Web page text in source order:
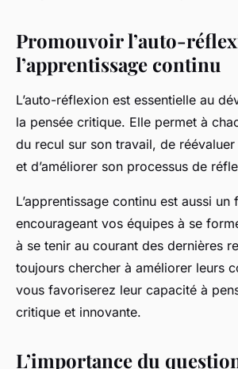
Promouvoir l’auto-
l’apprentissage continu
L’auto-réflexion est essentielle au
la pensée critique. Elle permet à
du recul sur son travail, de
et d’améliorer son processus de
L’apprentissage continu est aussi un
encourageant vos équipes à se
à se tenir au courant des dernières
toujours chercher à améliorer leurs
vous favoriserez leur capacité à
critique et innovante.
L’importance du